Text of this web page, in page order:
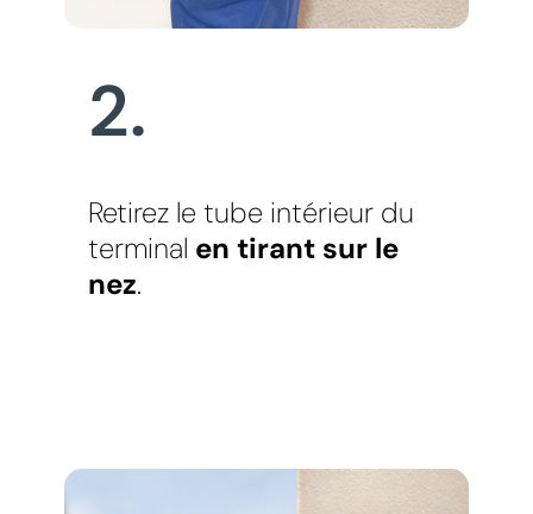
2.
Retirez le tube intérieur du
terminal en tirant sur le
nez.